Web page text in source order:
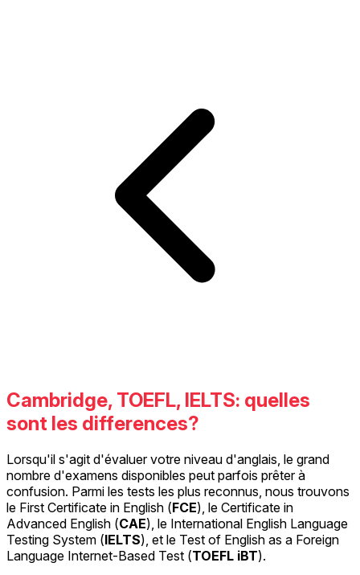
Cambridge, TOEFL, IELTS: quelles
sont les differences?
Lorsqu'il s'agit d'évaluer votre niveau d'anglais, le grand
nombre d'examens disponibles peut parfois prêter à
confusion. Parmi les tests les plus reconnus, nous trouvons
le First Certificate in English (FCE), le Certificate in
Advanced English (CAE), le International English Language
Testing System (IELTS), et le Test of English as a Foreign
Language Internet-Based Test (TOEFL iBT).